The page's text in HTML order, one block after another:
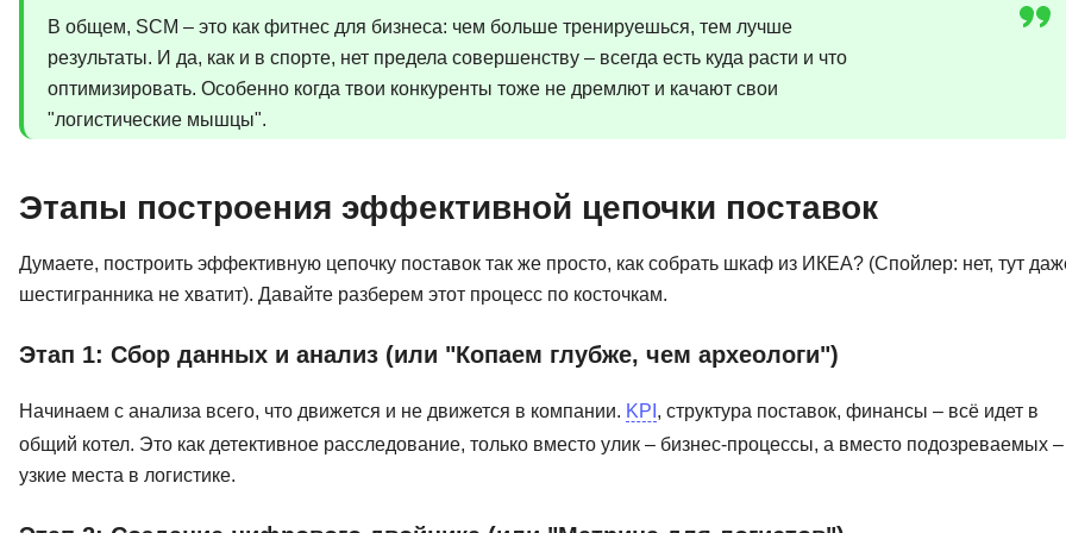
В общем, SCM – это как фитнес для бизнеса: чем больше тренируешься, тем лучше
результаты. И да, как и в спорте, нет предела совершенству – всегда есть куда расти и что
оптимизировать. Особенно когда твои конкуренты тоже не дремлют и качают свои
"логистические мышцы".
Этапы построения эффективной цепочки поставок
Думаете, построить эффективную цепочку поставок так же просто, как собрать шкаф из ИКЕА? (Спойлер: нет, тут
шестигранника не хватит). Давайте разберем этот процесс по косточкам.
Этап 1: Сбор данных и анализ (или "Копаем глубже, чем археологи")
Начинаем с анализа всего, что движется и не движется в компании. KPI , структура поставок, финансы – всё идет в
общий котел. Это как детективное расследование, только вместо улик – бизнес-процессы, а вместо подозреваемых –
узкие места в логистике.